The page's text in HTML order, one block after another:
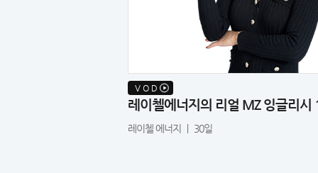
V O D
레이첼에너지의 리얼 MZ 잉글리시
레이첼 에너지 ㅣ 30일